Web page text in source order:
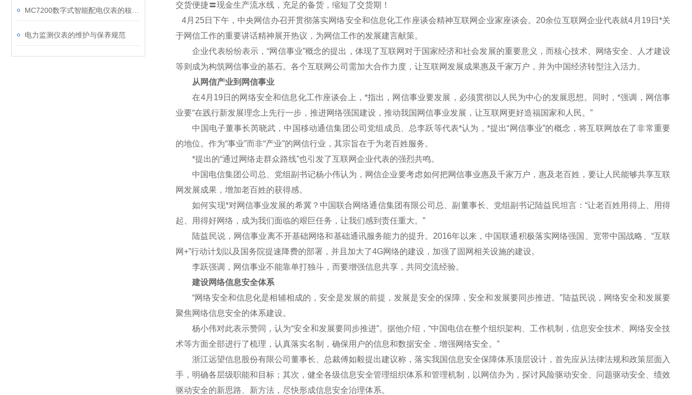
电力监测仪表的维护与保养规范
交货便捷〓现金生产流水线，充足的备货，缩短了交货期！
4月25日下午，中央网信办召开贯彻落实网络安全和信息化工作座谈会精神互联网企业家座谈会。20余位互联网企业代表就4月19日*关
于网信工作的重要讲话精神展开热议，为网信工作的发展建言献策。
企业代表纷纷表示，“网信事业”概念的提出，体现了互联网对于国家经济和社会发展的重要意义，而核心技术、网络安全、人才建设
等则成为构筑网信事业的基石。各个互联网公司需加大合作力度，让互联网发展成果惠及千家万户，并为中国经济转型注入活力。
从网信产业到网信事业
在4月19日的网络安全和信息化工作座谈会上，*指出，网信事业要发展，必须贯彻以人民为中心的发展思想。同时，*强调，网信事
业要“在践行新发展理念上先行一步，推进网络强国建设，推动我国网信事业发展，让互联网更好造福国家和人民。”
中国电子董事长芮晓武，中国移动通信集团公司党组成员、总李跃等代表*认为，*提出“网信事业”的概念，将互联网放在了非常重要
的地位。作为“事业”而非“产业”的网信行业，其宗旨在于为老百姓服务。
*提出的“通过网络走群众路线”也引发了互联网企业代表的强烈共鸣。
中国电信集团公司总、党组副书记杨小伟认为，网信企业要考虑如何把网信事业惠及千家万户，惠及老百姓，要让人民能够共享互联
网发展成果，增加老百姓的获得感。
如何实现*对网信事业发展的希冀？中国联合网络通信集团有限公司总、副董事长、党组副书记陆益民坦言：“让老百姓用得上、用得
起、用得好网络，成为我们面临的艰巨任务，让我们感到责任重大。”
陆益民说，网信事业离不开基础网络和基础通讯服务能力的提升。2016年以来，中国联通积极落实网络强国、宽带中国战略、“互联
网+”行动计划以及国务院提速降费的部署，并且加大了4G网络的建设，加强了固网相关设施的建设。
李跃强调，网信事业不能靠单打独斗，而要增强信息共享，共同交流经验。
建设网络信息安全体系
“网络安全和信息化是相辅相成的，安全是发展的前提，发展是安全的保障，安全和发展要同步推进。”陆益民说，网络安全和发展要
聚焦网络信息安全的体系建设。
杨小伟对此表示赞同，认为“安全和发展要同步推进”。据他介绍，“中国电信在整个组织架构、工作机制，信息安全技术、网络安全技
术等方面全部进行了梳理，认真落实名制，确保用户的信息和数据安全，增强网络安全。”
浙江远望信息股份有限公司董事长、总裁傅如毅提出建议称，落实我国信息安全保障体系顶层设计，首先应从法律法规和政策层面入
手，明确各层级职能和目标；其次，健全各级信息安全管理组织体系和管理机制，以网信办为，探讨风险驱动安全、问题驱动安全、绩效
驱动安全的新思路、新方法，尽快形成信息安全治理体系。